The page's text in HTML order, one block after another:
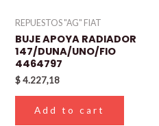
REPUESTOS "AG" FIAT
BUJE APOYA RADIADOR
147/DUNA/UNO/FIO
4464797
$4.227,18
Add to cart